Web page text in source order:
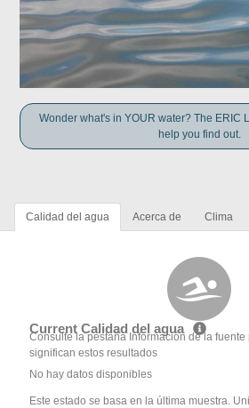
Wonder what's in YOUR water? The ERIC
help you find out.
Calidad del agua Acerca de Clima
Current Calidad del agua
Consulte la pestaña Información de la
significan estos resultados
No hay datos disponibles
Este estado se basa en la última muestra.